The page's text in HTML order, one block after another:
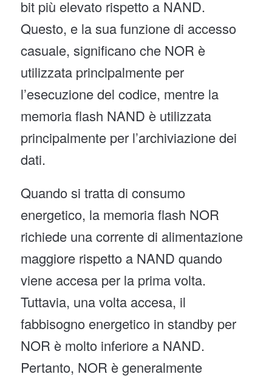
bit più elevato rispetto a NAND.
Questo, e la sua funzione di accesso
casuale, significano che NOR è
utilizzata principalmente per
l’esecuzione del codice, mentre la
memoria flash NAND è utilizzata
principalmente per l’archiviazione dei
dati.
Quando si tratta di consumo
energetico, la memoria flash NOR
richiede una corrente di alimentazione
maggiore rispetto a NAND quando
viene accesa per la prima volta.
Tuttavia, una volta accesa, il
fabbisogno energetico in standby per
NOR è molto inferiore a NAND.
Pertanto, NOR è generalmente